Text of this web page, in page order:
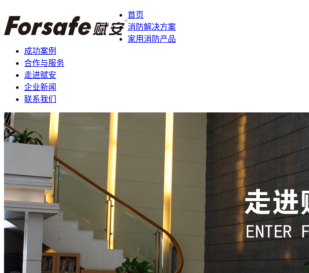
首页
消防解决方案
家用消防产品
成功案例
合作与服务
走进赋安
企业新闻
联系我们